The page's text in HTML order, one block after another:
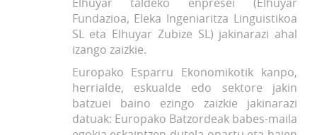
Fundazioa, Eleka Ingeniaritza Linguistikoa
SL eta Elhuyar Zubize SL) jakinarazi ahal
izango zaizkie.
Europako Esparru Ekonomikotik kanpo,
herrialde, eskualde edo sektore jakin
batzuei baino ezingo zaizkie jakinarazi
datuak: Europako Batzordeak babes-maila